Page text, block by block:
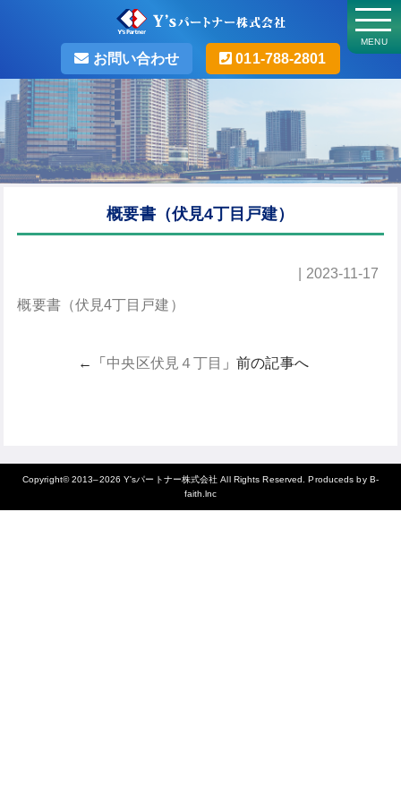
お問い合わせ 011-788-2801
MENU
概要書（伏見4丁目戸建）
| 2023-11-17
概要書（伏見4丁目戸建）
←「 中央区伏見４丁目 」前の記事へ
Copyright© 2013–2026Y'sパートナー株式会社 All Rights Reserved. Produceds by B-
faith.lnc